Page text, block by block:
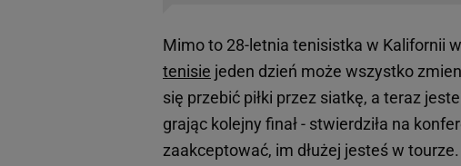
Mimo to 28-letnia tenisistka w Kalifornii
tenisie jeden dzień może wszystko
się przebić piłki przez siatkę, a teraz
grając kolejny finał - stwierdziła na
zaakceptować, im dłużej jesteś w